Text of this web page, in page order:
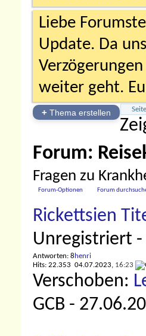
Liebe
Update. Da
weiter geht.
+ Thema erstellen
Forum:
Fragen zu
Forum-Optionen Forum
Rickettsien
Unregistriert
Antworten: 8
Hits: 22.353
henri
04.07.2023, 16:23
Verschoben:
GCB -